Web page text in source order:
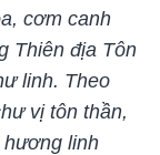
cơm canh
Thiên địa Tôn
linh. Theo
vị tôn thần,
hương linh